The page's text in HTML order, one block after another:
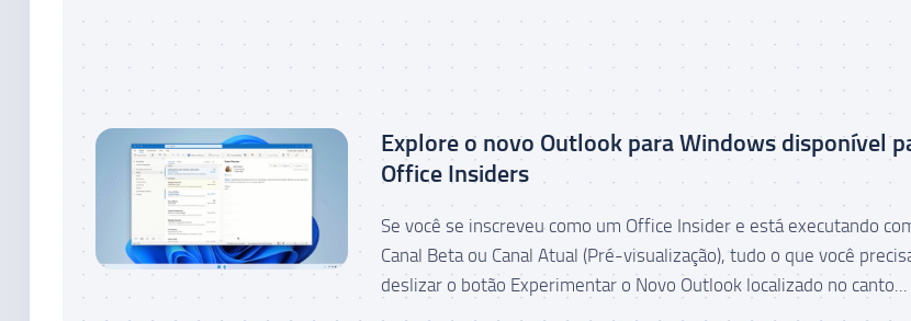
Explore o novo Outlook para Windows disponível
Office Insiders
Se você se inscreveu como um Office Insider e está executando
Canal Beta ou Canal Atual (Pré-visualização), tudo o que você
deslizar o botão Experimentar o Novo Outlook localizado no canto...